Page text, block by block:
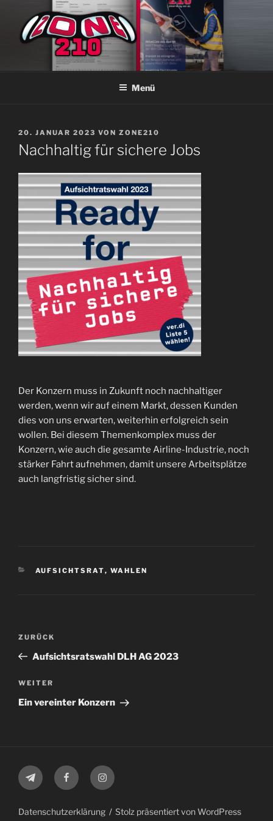
springen
ZONE210
Die ver.di Zeitschrift bei Lufthansa Technik Hamburg
Menü
VERÖFFENTLICHT
AM
20. JANUAR 2023 VON ZONE210
Nachhaltig für sichere Jobs
Der Konzern muss in Zukunft noch nachhaltiger
werden, wenn wir auf einem Markt, dessen Kunden
dies von uns erwarten, weiterhin erfolgreich sein
wollen. Bei diesem Themenkomplex muss der
Konzern, wie auch die gesamte Airline-Industrie, noch
stärker Fahrt aufnehmen, damit unsere Arbeitsplätze
auch langfristig sicher sind.
KATEGORIEN
AUFSICHTSRAT, WAHLEN
Beitragsnavigation
Vorheriger
Beitrag
ZURÜCK
Aufsichtsratswahl DLH AG 2023
Nächster
Beitrag
WEITER
Ein vereinter Konzern
TelegramFacebookInstagram
Datenschutzerklärung Stolz präsentiert von WordPress